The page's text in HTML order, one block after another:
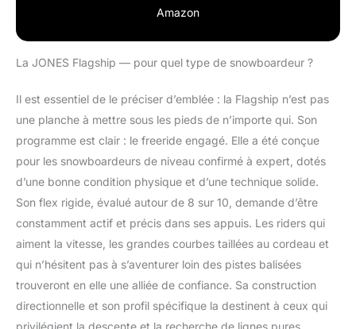
Amazon
La JONES Flagship — pour quel type de snowboardeur ?
Il est essentiel de le préciser d’emblée : la Flagship n’est pas
une planche à mettre sous les pieds de n’importe qui. Son
programme est clair : le freeride engagé. Elle a été conçue
pour les snowboardeurs de niveau confirmé à expert, dotés
d’une bonne condition physique et d’une technique solide.
Son flex rigide, évalué autour de 8 sur 10, demande d’être
constamment actif et précis dans ses appuis. Les riders qui
aiment la vitesse, les grandes courbes taillées au cordeau et
qui n’hésitent pas à s’aventurer loin des pistes balisées
trouveront en elle une alliée de confiance. Sa construction
directionnelle et son profil spécifique la destinent à ceux qui